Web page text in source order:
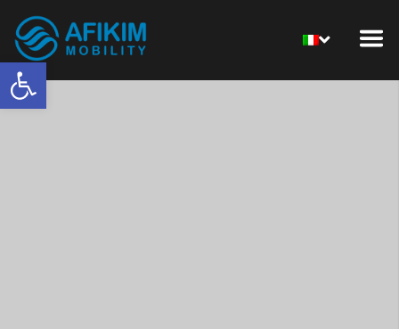
Open toolbar